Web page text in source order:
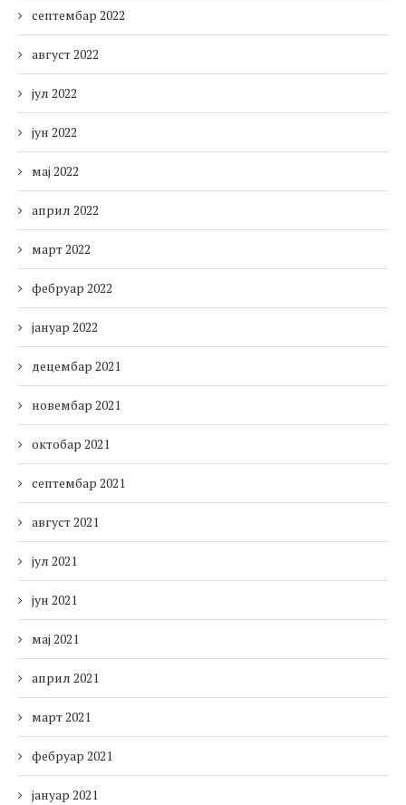
септембар 2022
август 2022
јул 2022
јун 2022
мај 2022
април 2022
март 2022
фебруар 2022
јануар 2022
децембар 2021
новембар 2021
октобар 2021
септембар 2021
август 2021
јул 2021
јун 2021
мај 2021
април 2021
март 2021
фебруар 2021
јануар 2021